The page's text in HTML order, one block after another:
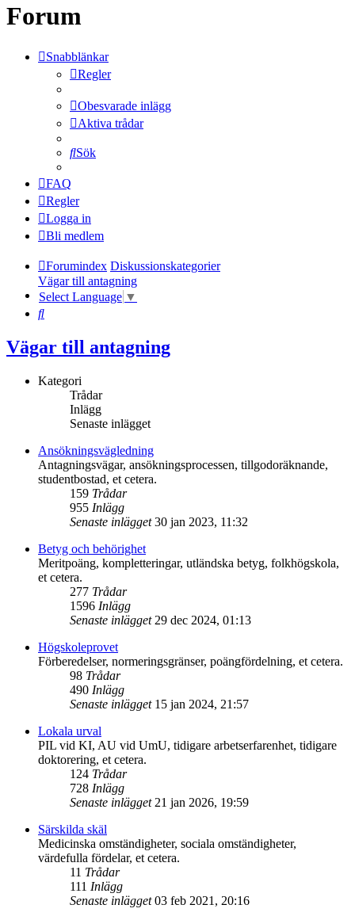
Forum
Snabblänkar
Regler
Obesvarade inlägg
Aktiva trådar
Sök
FAQ
Regler
Logga in
Bli medlem
Forumindex Diskussionskategorier
Vägar till antagning
Select Language ▼
Sök
Vägar till antagning
Kategori
Trådar
Inlägg
Senaste inlägget
Ansökningsvägledning
Antagningsvägar, ansökningsprocessen, tillgodoräknande,
studentbostad, et cetera.
159 Trådar
955 Inlägg
Senaste inlägget 30 jan 2023, 11:32
Betyg och behörighet
Meritpoäng, kompletteringar, utländska betyg, folkhögskola,
et cetera.
277 Trådar
1596 Inlägg
Senaste inlägget 29 dec 2024, 01:13
Högskoleprovet
Förberedelser, normeringsgränser, poängfördelning, et cetera.
98 Trådar
490 Inlägg
Senaste inlägget 15 jan 2024, 21:57
Lokala urval
PIL vid KI, AU vid UmU, tidigare arbetserfarenhet, tidigare
doktorering, et cetera.
124 Trådar
728 Inlägg
Senaste inlägget 21 jan 2026, 19:59
Särskilda skäl
Medicinska omständigheter, sociala omständigheter,
värdefulla fördelar, et cetera.
11 Trådar
111 Inlägg
Senaste inlägget 03 feb 2021, 20:16